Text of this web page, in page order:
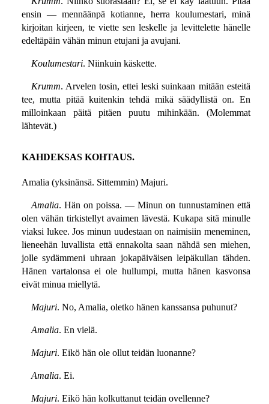
ensin — mennäänpä kotianne, herra koulumestari, minä
kirjoitan kirjeen, te viette sen leskelle ja levittelette hänelle
edeltäpäin vähän minun etujani ja avujani.
Koulumestari. Niinkuin käskette.
Krumm. Arvelen tosin, ettei leski suinkaan mitään esteitä
tee, mutta pitää kuitenkin tehdä mikä säädyllistä on. En
milloinkaan päitä pitäen puutu mihinkään. (Molemmat
lähtevät.)
KAHDEKSAS KOHTAUS.
Amalia (yksinänsä. Sittemmin) Majuri.
Amalia. Hän on poissa. — Minun on tunnustaminen että
olen vähän tirkistellyt avaimen lävestä. Kukapa sitä minulle
viaksi lukee. Jos minun uudestaan on naimisiin meneminen,
lieneehän luvallista että ennakolta saan nähdä sen miehen,
jolle sydämmeni uhraan jokapäiväisen leipäkullan tähden.
Hänen vartalonsa ei ole hullumpi, mutta hänen kasvonsa
eivät minua miellytä.
Majuri. No, Amalia, oletko hänen kanssansa puhunut?
Amalia. En vielä.
Majuri. Eikö hän ole ollut teidän luonanne?
Amalia. Ei.
Majuri. Eikö hän kolkuttanut teidän ovellenne?